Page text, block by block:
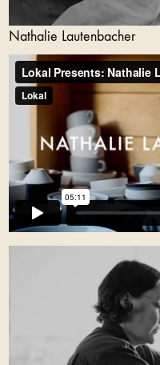
Nathalie Lautenbacher